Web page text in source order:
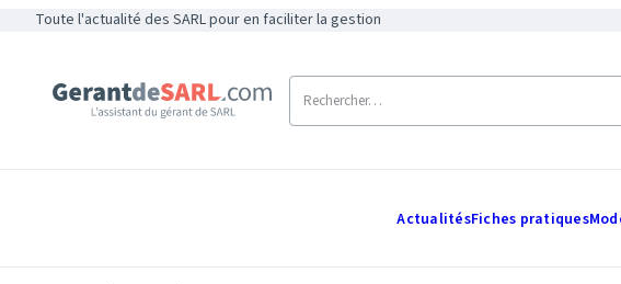
Toute l'actualité des SARL pour en faciliter la gestion
ActualitésFiches pratiques